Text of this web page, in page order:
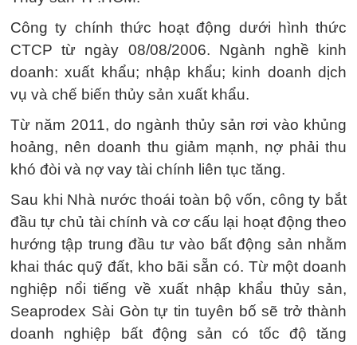
Công ty chính thức hoạt động dưới hình thức
CTCP từ ngày 08/08/2006. Ngành nghề kinh
doanh: xuất khẩu; nhập khẩu; kinh doanh dịch
vụ và chế biến thủy sản xuất khẩu.
Từ năm 2011, do ngành thủy sản rơi vào khủng
hoảng, nên doanh thu giảm mạnh, nợ phải thu
khó đòi và nợ vay tài chính liên tục tăng.
Sau khi Nhà nước thoái toàn bộ vốn, công ty bắt
đầu tự chủ tài chính và cơ cấu lại hoạt động theo
hướng tập trung đầu tư vào bất động sản nhằm
khai thác quỹ đất, kho bãi sẵn có. Từ một doanh
nghiệp nổi tiếng về xuất nhập khẩu thủy sản,
Seaprodex Sài Gòn tự tin tuyên bố sẽ trở thành
doanh nghiệp bất động sản có tốc độ tăng